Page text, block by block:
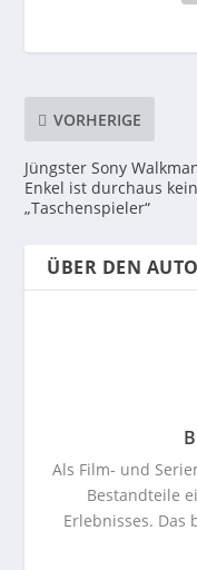
VORHERIGE
Jüngster Sony
Enkel ist durchaus kein
„Taschenspieler“
ÜBER DEN
Als Film- und
Bestandteile
Erlebnisses.